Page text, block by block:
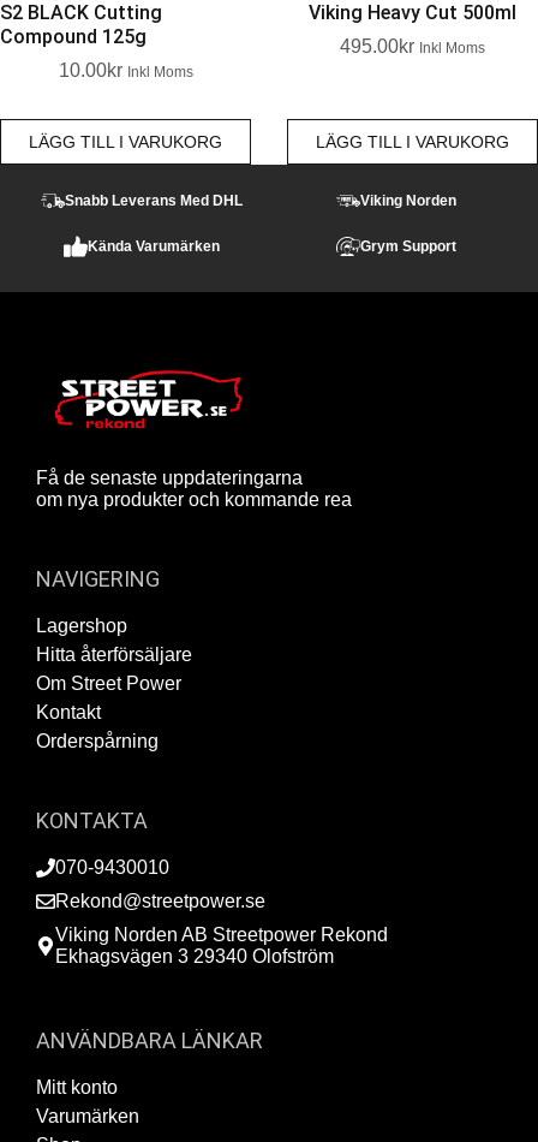
S2 BLACK Cutting
Compound 125g
10.00Kr Inkl Moms
LÄGG TILL I VARUKORG
Viking Heavy Cut 500ml
495.00Kr Inkl Moms
LÄGG TILL I VARUKORG
Snabb Leverans Med DHL Viking Norden
Kända Varumärken Grym Support
Få de senaste uppdateringarna
om nya produkter och kommande rea
NAVIGERING
Lagershop
Hitta återförsäljare
Om Street Power
Kontakt
Orderspårning
KONTAKTA
070-9430010
Rekond@streetpower.se
Viking Norden AB Streetpower Rekond
Ekhagsvägen 3 29340 Olofström
ANVÄNDBARA LÄNKAR
Mitt konto
Varumärken